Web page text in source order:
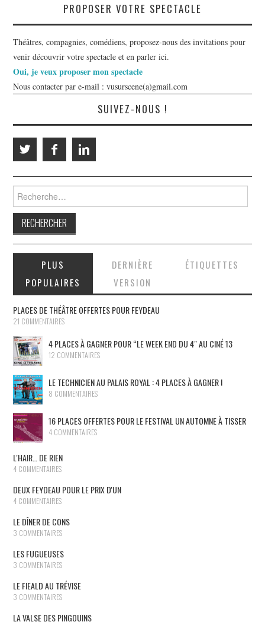
PROPOSER VOTRE SPECTACLE
Théâtres, compagnies, comédiens, proposez-nous des invitations pour
venir découvrir votre spectacle et en parler ici.
Oui, je veux proposer mon spectacle
Nous contacter par e-mail : vusurscene(a)gmail.com
SUIVEZ-NOUS !
PLUS
POPULAIRES
DERNIÈRE
VERSION
ÉTIQUETTES
PLACES DE THÉÂTRE OFFERTES POUR FEYDEAU
21 COMMENTAIRES
4 PLACES À GAGNER POUR “LE WEEK END DU 4″ AU CINÉ 13
12 COMMENTAIRES
LE TECHNICIEN AU PALAIS ROYAL : 4 PLACES À GAGNER !
8 COMMENTAIRES
16 PLACES OFFERTES POUR LE FESTIVAL UN AUTOMNE À TISSER
4 COMMENTAIRES
L'HAIR… DE RIEN
4 COMMENTAIRES
DEUX FEYDEAU POUR LE PRIX D'UN
4 COMMENTAIRES
LE DÎNER DE CONS
3 COMMENTAIRES
LES FUGUEUSES
3 COMMENTAIRES
LE FIEALD AU TRÉVISE
3 COMMENTAIRES
LA VALSE DES PINGOUINS